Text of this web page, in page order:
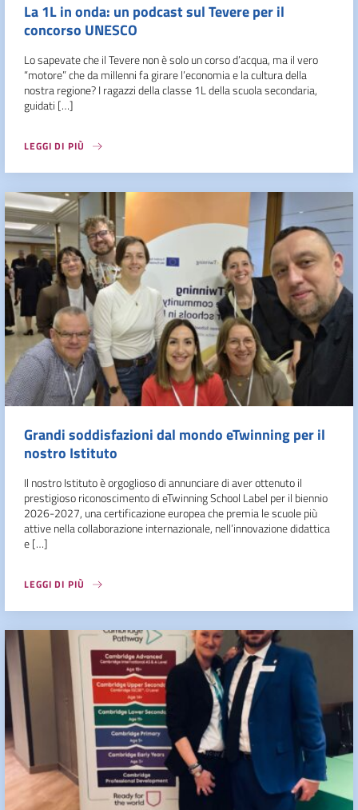
La 1L in onda: un podcast sul Tevere per il
concorso UNESCO
Lo sapevate che il Tevere non è solo un corso d’acqua, ma il vero
“motore” che da millenni fa girare l’economia e la cultura della
nostra regione? I ragazzi della classe 1L della scuola secondaria,
guidati […]
LEGGI DI PIÙ
Grandi soddisfazioni dal mondo eTwinning per il
nostro Istituto
Il nostro Istituto è orgoglioso di annunciare di aver ottenuto il
prestigioso riconoscimento di eTwinning School Label per il biennio
2026-2027, una certificazione europea che premia le scuole più
attive nella collaborazione internazionale, nell’innovazione didattica
e […]
LEGGI DI PIÙ